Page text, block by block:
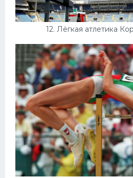
12. Лёгкая атлетика